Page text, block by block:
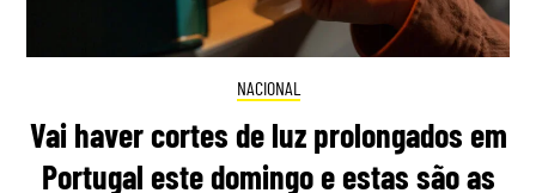
NACIONAL
Vai haver cortes de luz prolongados em
Portugal este domingo e estas são as